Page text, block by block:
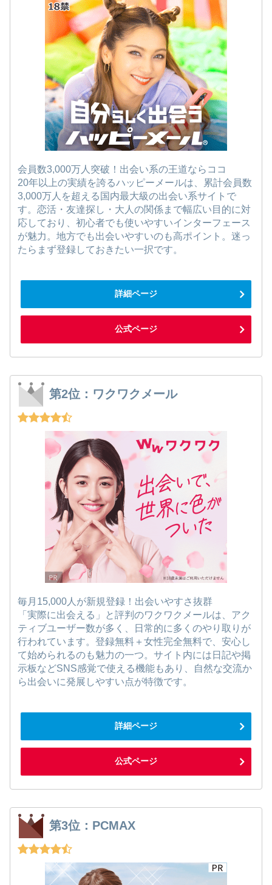
会員数3,000万人突破！出会い系の王道ならココ
20年以上の実績を誇るハッピーメールは、累計会員数
3,000万人を超える国内最大級の出会い系サイトで
す。恋活・友達探し・大人の関係まで幅広い目的に対
応しており、初心者でも使いやすいインターフェース
が魅力。地方でも出会いやすいのも高ポイント。迷っ
たらまず登録しておきたい一択です。
詳細ページ
公式ページ
第2位：ワクワクメール
毎月15,000人が新規登録！出会いやすさ抜群
「実際に出会える」と評判のワクワクメールは、アク
ティブユーザー数が多く、日常的に多くのやり取りが
行われています。登録無料＋女性完全無料で、安心し
て始められるのも魅力の一つ。サイト内には日記や掲
示板などSNS感覚で使える機能もあり、自然な交流か
ら出会いに発展しやすい点が特徴です。
詳細ページ
公式ページ
第3位：PCMAX